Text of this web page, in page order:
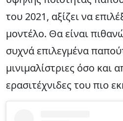
του 2021, αξίζει να
μοντέλο. Θα είναι
συχνά επιλεγμένα
μινιμαλίστριες όσο και
ερασιτέχνιδες του πιο